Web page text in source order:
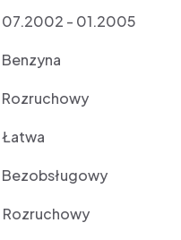
07.2002 - 01.2005
Benzyna
Rozruchowy
Łatwa
Bezobsługowy
Rozruchowy